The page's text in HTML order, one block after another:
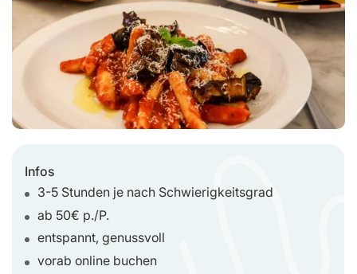
Infos
3-5 Stunden je nach Schwierigkeitsgrad
ab 50€ p./P.
entspannt, genussvoll
vorab online buchen